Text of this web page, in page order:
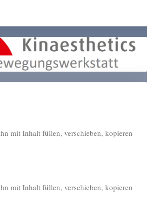
mit Inhalt füllen, verschieben, kopieren
mit Inhalt füllen, verschieben, kopieren